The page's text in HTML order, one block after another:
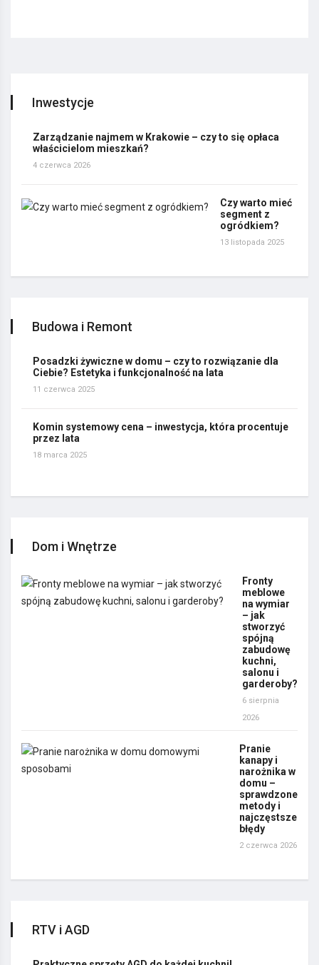
Inwestycje
Zarządzanie najmem w Krakowie – czy to się opłaca
właścicielom mieszkań?
4 czerwca 2026
Czy warto mieć
segment z
ogródkiem?
13 listopada 2025
Budowa i Remont
Posadzki żywiczne w domu – czy to rozwiązanie dla
Ciebie? Estetyka i funkcjonalność na lata
11 czerwca 2025
Komin systemowy cena – inwestycja, która procentuje
przez lata
18 marca 2025
Dom i Wnętrze
Fronty
meblowe
na wymiar
– jak
stworzyć
spójną
zabudowę
kuchni,
salonu i
garderoby?
6 sierpnia
2026
Pranie
kanapy i
narożnika w
domu –
sprawdzone
metody i
najczęstsze
błędy
2 czerwca 2026
RTV i AGD